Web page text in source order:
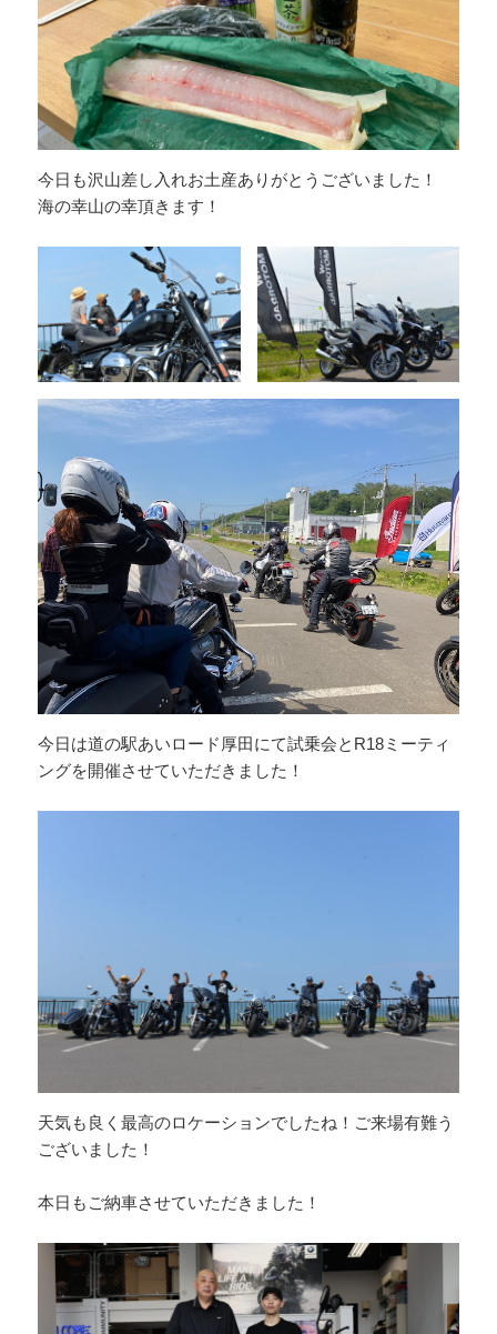
今日も沢山差し入れお土産ありがとうございました！
海の幸山の幸頂きます！
今日は道の駅あいロード厚田にて試乗会とR18ミーティ
ングを開催させていただきました！
天気も良く最高のロケーションでしたね！ご来場有難う
ございました！
本日もご納車させていただきました！